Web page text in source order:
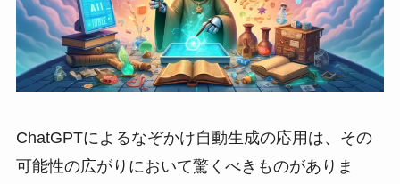
ChatGPTによるなぞかけ自動生成の応用は、その
可能性の広がりにおいて驚くべきものがありま